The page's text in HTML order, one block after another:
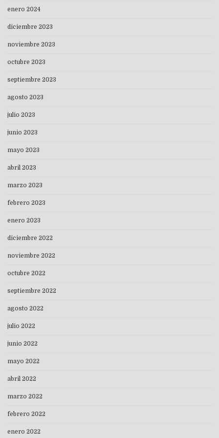
enero 2024
diciembre 2023
noviembre 2023
octubre 2023
septiembre 2023
agosto 2023
julio 2023
junio 2023
mayo 2023
abril 2023
marzo 2023
febrero 2023
enero 2023
diciembre 2022
noviembre 2022
octubre 2022
septiembre 2022
agosto 2022
julio 2022
junio 2022
mayo 2022
abril 2022
marzo 2022
febrero 2022
enero 2022